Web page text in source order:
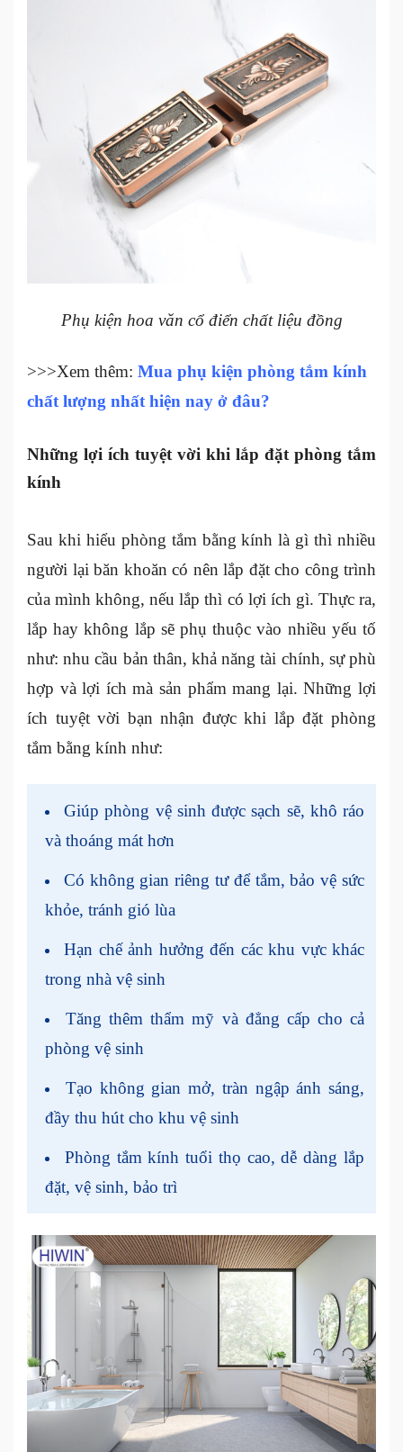
Phụ kiện hoa văn cổ điển chất liệu đồng
>>>Xem thêm: Mua phụ kiện phòng tắm kính
chất lượng nhất hiện nay ở đâu?
Những lợi ích tuyệt vời khi lắp đặt phòng tắm
kính
Sau khi hiểu phòng tắm bằng kính là gì thì nhiều
người lại băn khoăn có nên lắp đặt cho công trình
của mình không, nếu lắp thì có lợi ích gì. Thực ra,
lắp hay không lắp sẽ phụ thuộc vào nhiều yếu tố
như: nhu cầu bản thân, khả năng tài chính, sự phù
hợp và lợi ích mà sản phẩm mang lại. Những lợi
ích tuyệt vời bạn nhận được khi lắp đặt phòng
tắm bằng kính như:
Giúp phòng vệ sinh được sạch sẽ, khô ráo
và thoáng mát hơn
Có không gian riêng tư để tắm, bảo vệ sức
khỏe, tránh gió lùa
Hạn chế ảnh hưởng đến các khu vực khác
trong nhà vệ sinh
Tăng thêm thẩm mỹ và đẳng cấp cho cả
phòng vệ sinh
Tạo không gian mở, tràn ngập ánh sáng,
đầy thu hút cho khu vệ sinh
Phòng tắm kính tuổi thọ cao, dễ dàng lắp
đặt, vệ sinh, bảo trì